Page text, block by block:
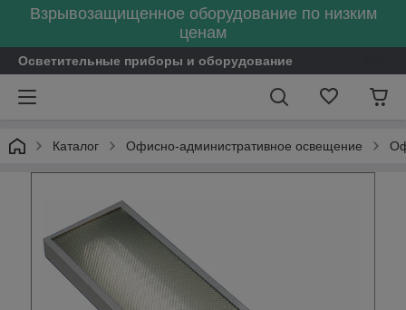
Взрывозащищенное оборудование по низким
ценам
Осветительные приборы и оборудование
Каталог Офисно-административное освещение